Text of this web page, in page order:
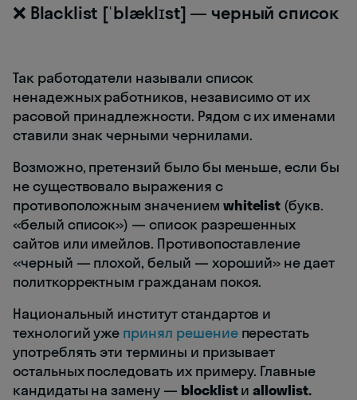
❌ Blacklist [ˈblæklɪst] — черный список
Так работодатели называли список
ненадежных работников, независимо от их
расовой принадлежности. Рядом с их именами
ставили знак черными чернилами.
Возможно, претензий было бы меньше, если бы
не существовало выражения с
противоположным значением whitelist (букв.
«белый список») — список разрешенных
сайтов или имейлов. Противопоставление
«черный — плохой, белый — хороший» не дает
политкорректным гражданам покоя.
Национальный институт стандартов и
технологий уже принял решениеперестать
употреблять эти термины и призывает
остальных последовать их примеру. Главные
кандидаты на замену — blocklistиallowlist.